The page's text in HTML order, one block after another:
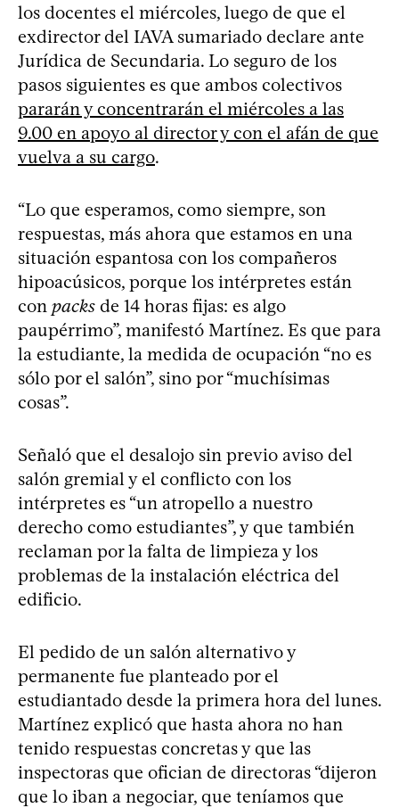
los docentes el miércoles, luego de que el
exdirector del IAVA sumariado declare ante
Jurídica de Secundaria. Lo seguro de los
pasos siguientes es que ambos colectivos
pararán y concentrarán el miércoles a las
9.00 en apoyo al director y con el afán de que
vuelva a su cargo.
“Lo que esperamos, como siempre, son
respuestas, más ahora que estamos en una
situación espantosa con los compañeros
hipoacúsicos, porque los intérpretes están
con packs de 14 horas fijas: es algo
paupérrimo”, manifestó Martínez. Es que para
la estudiante, la medida de ocupación “no es
sólo por el salón”, sino por “muchísimas
cosas”.
Señaló que el desalojo sin previo aviso del
salón gremial y el conflicto con los
intérpretes es “un atropello a nuestro
derecho como estudiantes”, y que también
reclaman por la falta de limpieza y los
problemas de la instalación eléctrica del
edificio.
El pedido de un salón alternativo y
permanente fue planteado por el
estudiantado desde la primera hora del lunes.
Martínez explicó que hasta ahora no han
tenido respuestas concretas y que las
inspectoras que ofician de directoras “dijeron
que lo iban a negociar, que teníamos que